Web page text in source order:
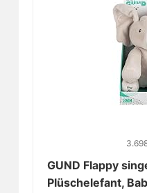
GUND Flappy
Plüschelefant,